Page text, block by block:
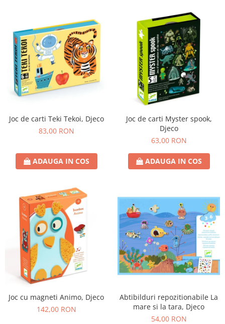
Joc de carti Teki Tekoi, Djeco
83,00 RON
ADAUGA IN COS
Joc de carti Myster spook,
Djeco
63,00 RON
ADAUGA IN COS
Joc cu magneti Animo, Djeco
142,00 RON
Abtibilduri repozitionabile La
mare si la tara, Djeco
54,00 RON